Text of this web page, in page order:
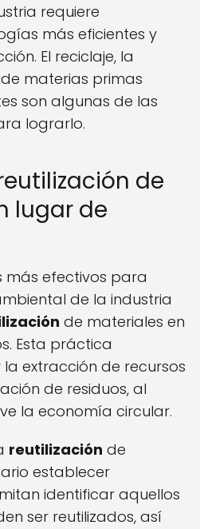
requiere
más eficientes y
El reciclaje, la
materias primas
son algunas de las
lograrlo.
de
lugar de
más efectivos para
de la industria
de materiales en
Esta práctica
extracción de recursos
de residuos, al
la economía circular.
reutilización de
establecer
identificar aquellos
ser reutilizados, así